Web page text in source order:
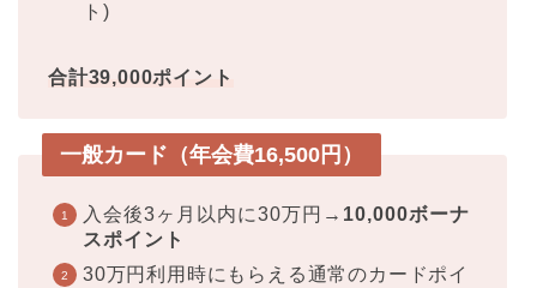
ト)
合計39,000ポイント
一般カード（年会費16,500円）
入会後3ヶ月以内に30万円→ 10,000ボーナ
スポイント
30万円利用時にもらえる通常のカードポイ